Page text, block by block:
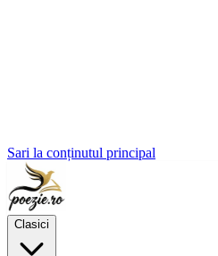
Sari la conținutul principal
Clasici